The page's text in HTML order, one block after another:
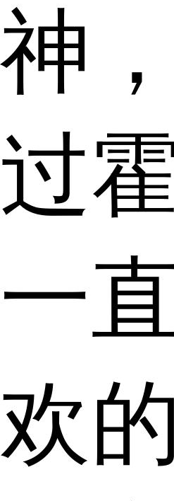
神
过
一
欢